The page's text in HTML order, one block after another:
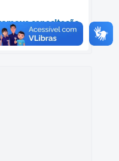
capacitação
e EPPs